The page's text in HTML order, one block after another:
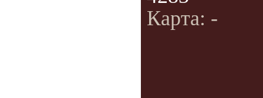
Карта: -